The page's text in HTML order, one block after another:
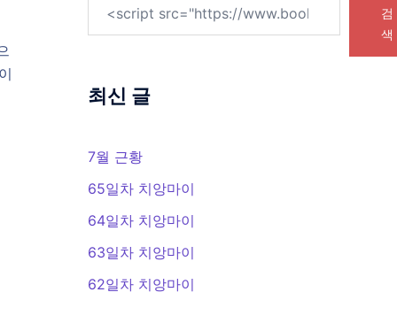
검
색
최신 글
7월 근황
65일차 치앙마이
64일차 치앙마이
63일차 치앙마이
62일차 치앙마이